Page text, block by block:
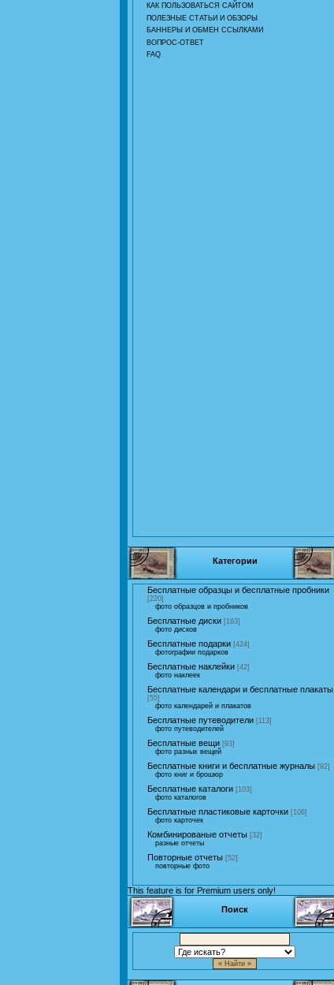
КАК ПОЛЬЗОВАТЬСЯ САЙТОМ
ПОЛЕЗНЫЕ СТАТЬИ И ОБЗОРЫ
БАННЕРЫ И ОБМЕН ССЫЛКАМИ
ВОПРОС-ОТВЕТ
FAQ
Категории
Бесплатные образцы и бесплатные пробники
[220]
фото образцов и пробников
Бесплатные диски [163]
фото дисков
Бесплатные подарки [424]
фотографии подарков
Бесплатные наклейки [42]
фото наклеек
Бесплатные календари и бесплатные плакаты
[55]
фото календарей и плакатов
Бесплатные путеводители [113]
фото путеводителей
Бесплатные вещи [93]
фото разных вещей
Бесплатные книги и бесплатные журналы [92]
фото книг и брошюр
Бесплатные каталоги [103]
фото каталогов
Бесплатные пластиковые карточки [106]
фото карточек
Комбинированые отчеты [32]
разные отчеты
Повторные отчеты [52]
повторные фото
This feature is for Premium users only!
Поиск